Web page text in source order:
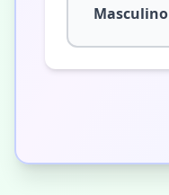
Masculino